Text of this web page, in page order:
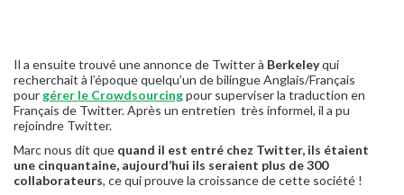
Il a ensuite trouvé une annonce de Twitter à Berkeleyqui
recherchait à l’époque quelqu’un de bilingue Anglais/Français
pour gérer le Crowdsourcingpour superviser la traduction en
Français de Twitter. Après un entretien très informel, il a pu
rejoindre Twitter.
Marc nous dit que quand il est entré chez Twitter, ils étaient
une cinquantaine, aujourd’hui ils seraient plus de 300
collaborateurs, ce qui prouve la croissance de cette société !